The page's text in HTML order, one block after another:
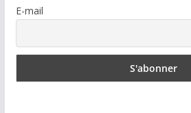
E-mail